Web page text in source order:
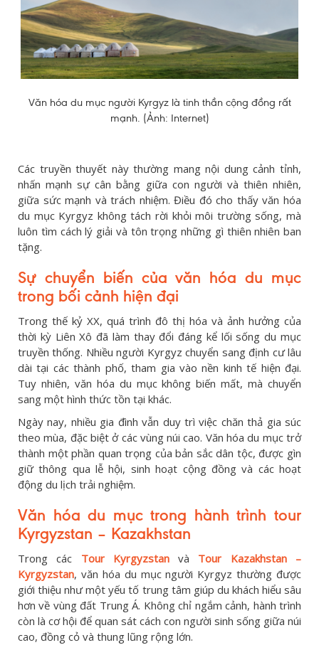
Văn hóa du mục người Kyrgyz là tinh thần cộng đồng rất
mạnh. (Ảnh: Internet)
Các truyền thuyết này thường mang nội dung cảnh tỉnh,
nhấn mạnh sự cân bằng giữa con người và thiên nhiên,
giữa sức mạnh và trách nhiệm. Điều đó cho thấy văn hóa
du mục Kyrgyz không tách rời khỏi môi trường sống, mà
luôn tìm cách lý giải và tôn trọng những gì thiên nhiên ban
tặng.
Sự chuyển biến của văn hóa du mục
trong bối cảnh hiện đại
Trong thế kỷ XX, quá trình đô thị hóa và ảnh hưởng của
thời kỳ Liên Xô đã làm thay đổi đáng kể lối sống du mục
truyền thống. Nhiều người Kyrgyz chuyển sang định cư lâu
dài tại các thành phố, tham gia vào nền kinh tế hiện đại.
Tuy nhiên, văn hóa du mục không biến mất, mà chuyển
sang một hình thức tồn tại khác.
Ngày nay, nhiều gia đình vẫn duy trì việc chăn thả gia súc
theo mùa, đặc biệt ở các vùng núi cao. Văn hóa du mục trở
thành một phần quan trọng của bản sắc dân tộc, được gìn
giữ thông qua lễ hội, sinh hoạt cộng đồng và các hoạt
động du lịch trải nghiệm.
Văn hóa du mục trong hành trình tour
Kyrgyzstan – Kazakhstan
Trong các Tour Kyrgyzstanvà Tour Kazakhstan –
Kyrgyzstan, văn hóa du mục người Kyrgyz thường được
giới thiệu như một yếu tố trung tâm giúp du khách hiểu sâu
hơn về vùng đất Trung Á. Không chỉ ngắm cảnh, hành trình
còn là cơ hội để quan sát cách con người sinh sống giữa núi
cao, đồng cỏ và thung lũng rộng lớn.